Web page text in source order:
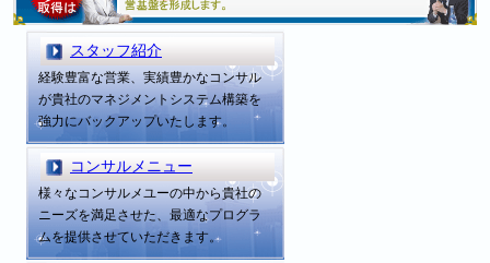
スタッフ紹介
経験豊富な営業、実績豊かなコンサル
が貴社のマネジメントシステム構築を
強力にバックアップいたします。
コンサルメニュー
様々なコンサルメユーの中から貴社の
ニーズを満足させた、最適なプログラ
ムを提供させていただきます。